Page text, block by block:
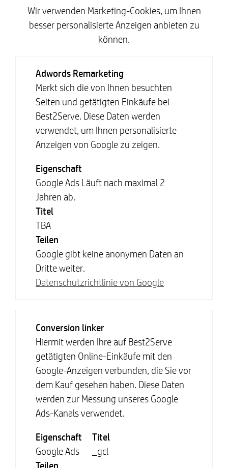
Wir verwenden Marketing-Cookies, um Ihnen
besser personalisierte Anzeigen anbieten zu
können.
Adwords Remarketing
Merkt sich die von Ihnen besuchten
Seiten und getätigten Einkäufe bei
Best2Serve. Diese Daten werden
verwendet, um Ihnen personalisierte
Anzeigen von Google zu zeigen.
Eigenschaft
Google Ads Läuft nach maximal 2
Jahren ab.
Titel
TBA
Teilen
Google gibt keine anonymen Daten an
Dritte weiter.
Datenschutzrichtlinie von Google
Conversion linker
Hiermit werden Ihre auf Best2Serve
getätigten Online-Einkäufe mit den
Google-Anzeigen verbunden, die Sie vor
dem Kauf gesehen haben. Diese Daten
werden zur Messung unseres Google
Ads-Kanals verwendet.
Eigenschaft
Google Ads
Titel
_gcl
Teilen